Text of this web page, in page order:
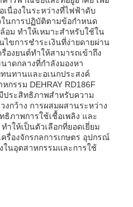
เนื่องในระหว่างที่ไฟฟ้าดับ
ในการปฏิบัติตามข้อกำหนด
ม ทำให้เหมาะสำหรับใช้ใน
ไขการชำระเงินที่ง่ายดายผ่าน
องยนต์ทำให้สามารถเข้าถึง
าดกลางที่กำลังมองหา
นทานและอเนกประสงค์
กรรม DEHRAY RD186F
ประสิทธิภาพสำหรับความ
งกว้าง การผสมผสานระหว่าง
ภาพการใช้เชื้อเพลิง และ
ให้เป็นตัวเลือกที่ยอดเยี่ยม
รื่องจักรกลการเกษตร อุปกรณ์
ในอุตสาหกรรมและการใช้